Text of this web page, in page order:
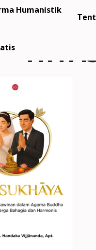
Humanistik